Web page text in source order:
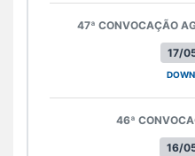
17/
47ª CONVOCAÇÃO
16/
46ª